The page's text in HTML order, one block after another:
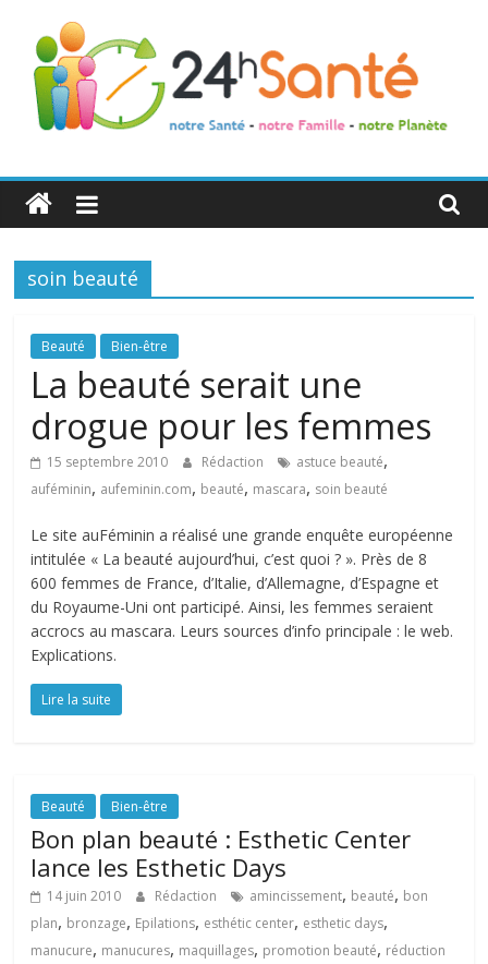
24h
Santé
La
de
toute
famille
soin beauté
Beauté Bien-être
La beauté serait une
drogue pour les femmes
15 septembre 2010 Rédaction astuce beauté,
auféminin, aufeminin.com, beauté, mascara, soin beauté
Le site auFéminin a réalisé une grande enquête européenne
intitulée « La beauté aujourd’hui, c’est quoi ? ». Près de 8
600 femmes de France, d’Italie, d’Allemagne, d’Espagne et
du Royaume-Uni ont participé. Ainsi, les femmes seraient
accrocs au mascara. Leurs sources d’info principale : le web.
Explications.
Lire la suite
Beauté Bien-être
Bon plan beauté : Esthetic Center
lance les Esthetic Days
14 juin 2010 Rédaction amincissement, beauté, bon
plan, bronzage, Epilations, esthétic center, esthetic days,
manucure, manucures, maquillages, promotion beauté, réduction